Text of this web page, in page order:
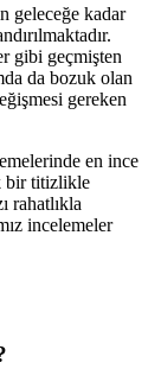
geleceğe kadar
gibi geçmişten
da bozuk olan
gereken
en ince
bir titizlikle
rahatlıkla
incelemeler